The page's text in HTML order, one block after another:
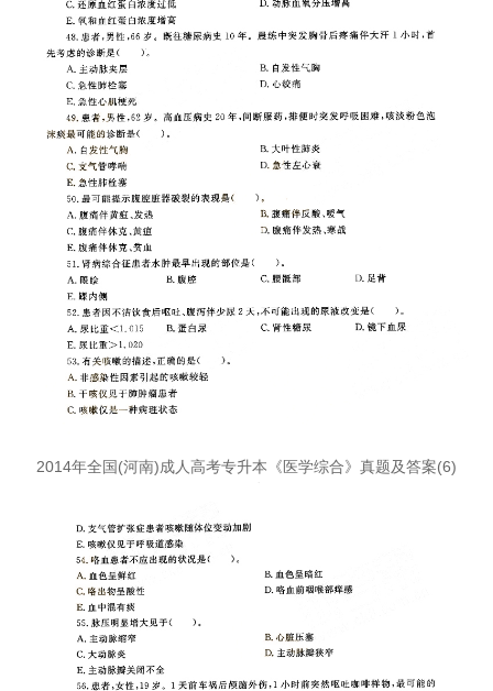
2014年全国(河南)成人高考专升本《医学综合》真题及答案(6)